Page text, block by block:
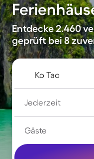
Entdecke 2.460
geprüft bei 8
Jederzeit
Gäste